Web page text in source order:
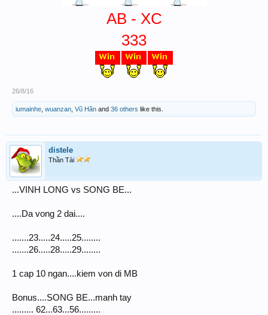
AB - XC
333
26/8/16
iumainhe wuanzan Vũ Hãn and 36 others like this.
distele
Thần Tài
...VINH LONG vs SONG BE...
....Da vong 2 dai....
.......23.....24.....25........
.......26.....28.....29........
1 cap 10 ngan....kiem von di MB
Bonus....SONG BE...manh tay
......... 62...63...56.........